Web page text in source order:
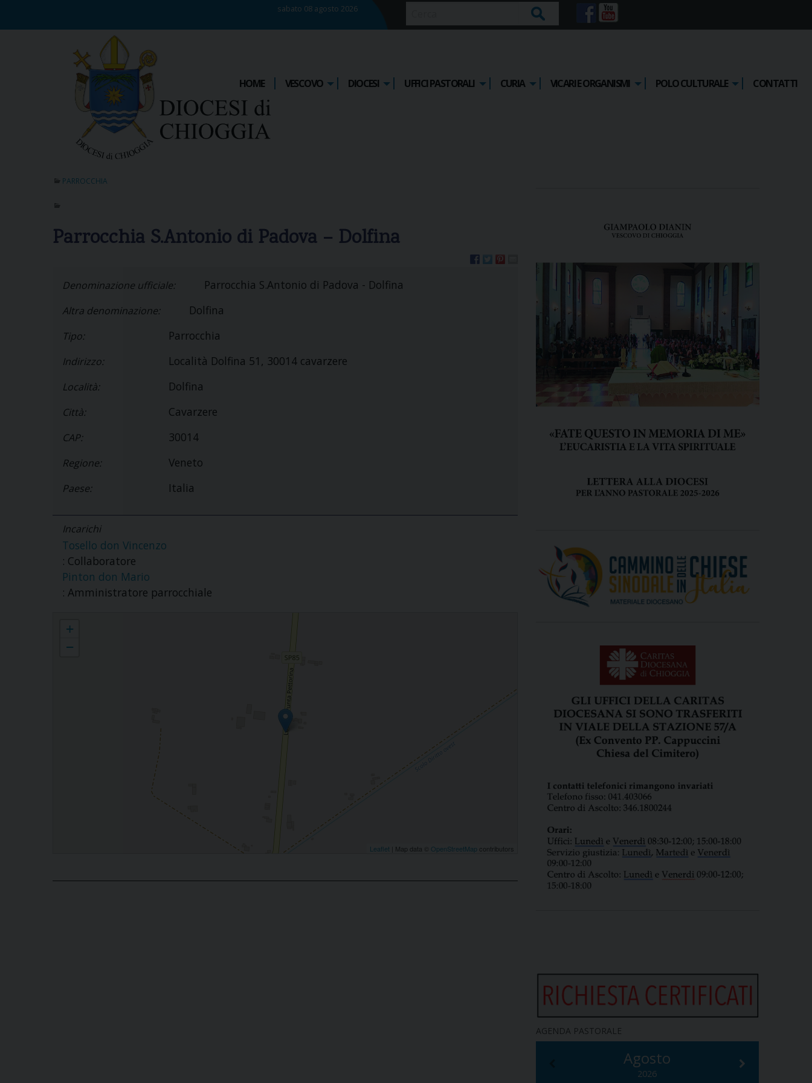
sabato 08 agosto 2026 Cerca
HOME VESCOVO DIOCESI UFFICI PASTORALI CURIA VICARI E ORGANISMI POLO CULTURALE CONTATTI
PARROCCHIA
Parrocchia S.Antonio di Padova – Dolfina
Denominazione ufficiale: Parrocchia S.Antonio di Padova - Dolfina
Altra denominazione: Dolfina
Tipo: Parrocchia
Indirizzo: Località Dolfina 51, 30014 cavarzere
Località: Dolfina
Città: Cavarzere
CAP: 30014
Regione: Veneto
Paese: Italia
Incarichi
Tosello don Vincenzo
: Collaboratore
Pinton don Mario
: Amministratore parrocchiale
+
−
Leaflet | Map data © OpenStreetMap contributors
AGENDA PASTORALE
Agosto
2026